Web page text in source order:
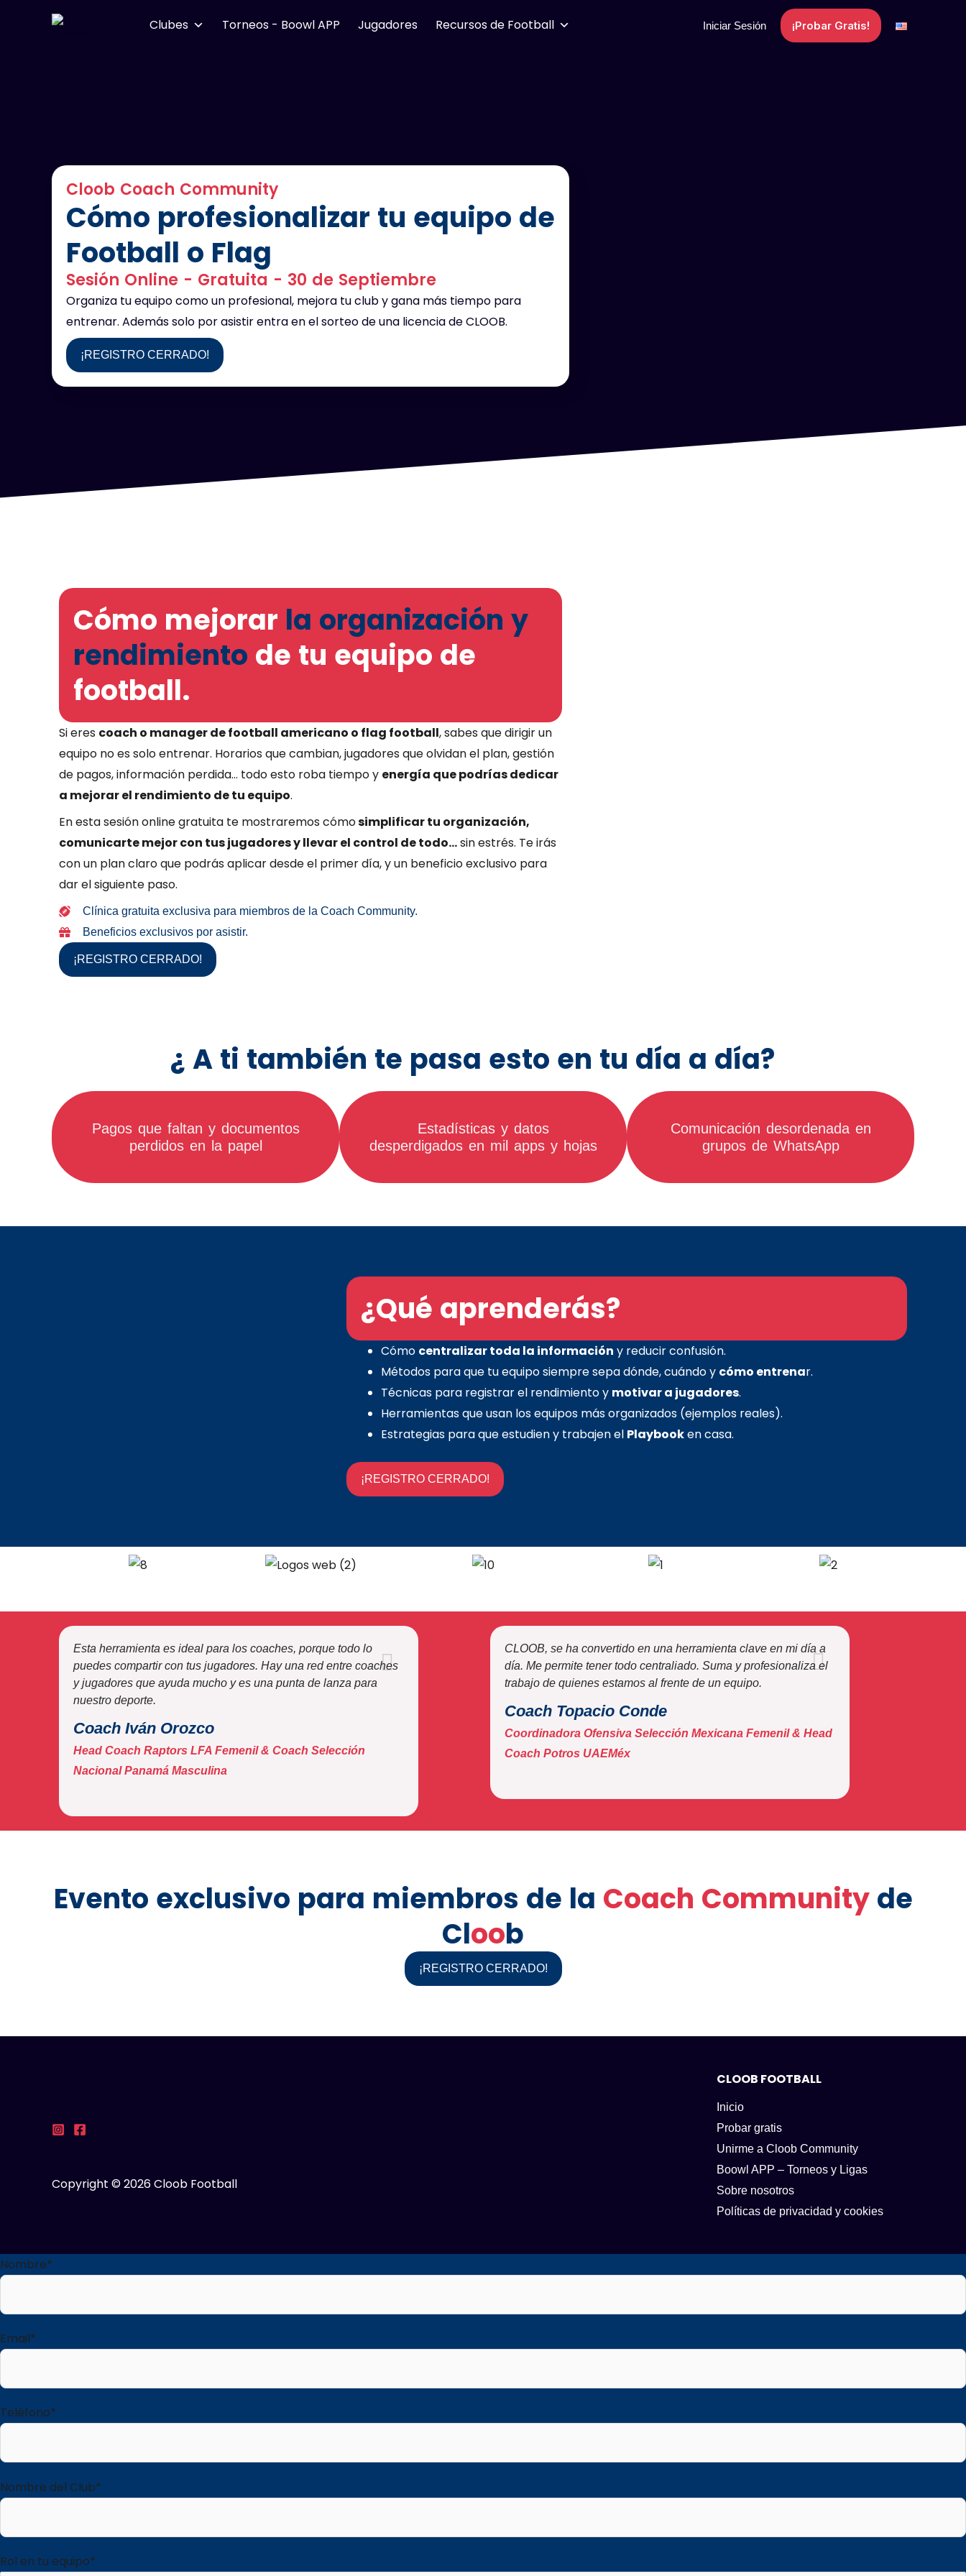
Clubes Torneos - Boowl APP Jugadores Recursos de Football Iniciar Sesión ¡Probar Gratis!
Cloob Coach Community
Cómo profesionalizar tu equipo de
Football o Flag
Sesión Online - Gratuita - 30 de Septiembre
Organiza tu equipo como un profesional, mejora tu club y gana más tiempo para
entrenar. Además solo por asistir entra en el sorteo de una licencia de CLOOB.
¡REGISTRO CERRADO!
Cómo mejorar la organización y
rendimiento de tu equipo de
football.
Si eres coach o manager de football americano o flag football, sabes que dirigir un
equipo no es solo entrenar. Horarios que cambian, jugadores que olvidan el plan, gestión
de pagos, información perdida… todo esto roba tiempo y energía que podrías dedicar
a mejorar el rendimiento de tu equipo.
En esta sesión online gratuita te mostraremos cómosimplificar tu organización,
comunicarte mejor con tus jugadores y llevar el control de todo…sin estrés. Te irás
con un plan claro que podrás aplicar desde el primer día, y un beneficio exclusivo para
dar el siguiente paso.
Clínica gratuita exclusiva para miembros de la Coach Community.
Beneficios exclusivos por asistir.
¡REGISTRO CERRADO!
¿ A ti también te pasa esto en tu día a día?
Pagos que faltan y documentos
perdidos en la papel
Estadísticas y datos
desperdigados en mil apps y hojas
Comunicación desordenada en
grupos de WhatsApp
¿Qué aprenderás?
Cómo centralizar toda la información y reducir confusión.
Métodos para que tu equipo siempre sepa dónde, cuándo y cómo entrenar.
Técnicas para registrar el rendimiento y motivar a jugadores.
Herramientas que usan los equipos más organizados (ejemplos reales).
Estrategias para que estudien y trabajen el Playbooken casa.
¡REGISTRO CERRADO!
Esta herramienta es ideal para los coaches, porque todo lo
puedes compartir con tus jugadores. Hay una red entre coaches
y jugadores que ayuda mucho y es una punta de lanza para
nuestro deporte.
Coach Iván Orozco
Head Coach Raptors LFA Femenil & Coach Selección
Nacional Panamá Masculina
CLOOB, se ha convertido en una herramienta clave en mi día a
día. Me permite tener todo centraliado. Suma y profesionaliza el
trabajo de quienes estamos al frente de un equipo.
Coach Topacio Conde
Coordinadora Ofensiva Selección Mexicana Femenil & Head
Coach Potros UAEMéx
Evento exclusivo para miembros de la Coach Communityde
Cloob
¡REGISTRO CERRADO!
Copyright © 2026 Cloob Football
CLOOB FOOTBALL
Inicio
Probar gratis
Unirme a Cloob Community
Boowl APP – Torneos y Ligas
Sobre nosotros
Políticas de privacidad y cookies
Nombre*
Email*
Teléfono*
Nombre del Club*
Rol en tu equipo*